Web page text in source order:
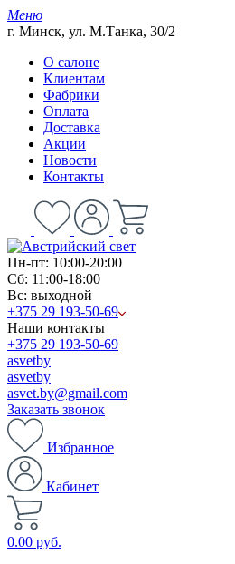
Меню
г. Минск, ул. М.Танка, 30/2
О салоне
Клиентам
Фабрики
Оплата
Доставка
Акции
Новости
Контакты
Пн-пт: 10:00-20:00
Сб: 11:00-18:00
Вс: выходной
+375 29 193-50-69
Наши контакты
+375 29 193-50-69
asvetby
asvetby
asvet.by@gmail.com
Заказать звонок
Избранное
Кабинет
0.00 руб.